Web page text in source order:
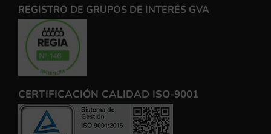
REGISTRO DE GRUPOS DE INTERÉS GVA
CERTIFICACIÓN CALIDAD ISO-9001